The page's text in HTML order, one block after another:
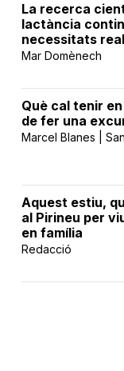
La recerca
lactància
necessitats
Mar Domènech
Què cal tenir
de fer una
Marcel Blanes |
Aquest estiu,
al Pirineu per
en família
Redacció